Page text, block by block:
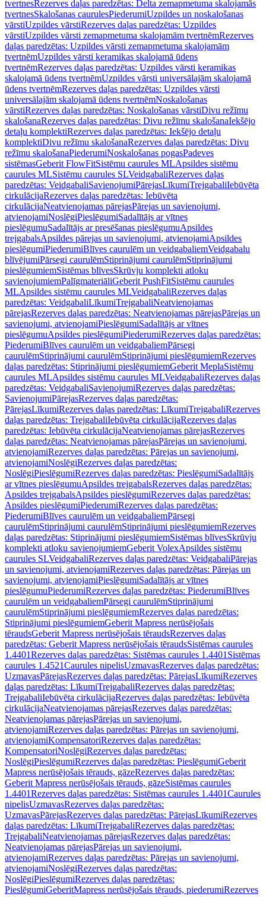
tvertnesRezerves daļas paredzētas: Delta zemapmetuma skalojamās
tvertnesSkalošanas caurulesPiederumiUzpildes un noskalošanas
vārstiUzpildes vārstiRezerves daļas paredzētas: Uzpildes
vārstiUzpildes vārsti zemapmetuma skalojamām tvertnēmRezerves
daļas paredzētas: Uzpildes vārsti zemapmetuma skalojamām
tvertnēmUzpildes vārsti keramikas skalojamā ūdens
tvertnēmRezerves daļas paredzētas: Uzpildes vārsti keramikas
skalojamā ūdens tvertnēmUzpildes vārsti universālajām skalojamā
ūdens tvertnēmRezerves daļas paredzētas: Uzpildes vārsti
universālajām skalojamā ūdens tvertnēmNoskalošanas
vārstiRezerves daļas paredzētas: Noskalošanas vārstiDivu režīmu
skalošanaRezerves daļas paredzētas: Divu režīmu skalošanaIekšējo
detaļu komplektiRezerves daļas paredzētas: Iekšējo detaļu
komplektiDivu režīmu skalošanaRezerves daļas paredzētas: Divu
režīmu skalošanaPiederumiNoskalošanas pogasPadeves
sistēmasGeberit FlowFitSistēmu caurules MLApsildes sistēmu
caurules MLSistēmu caurules SLVeidgabaliRezerves daļas
paredzētas: VeidgabaliSavienojumiPārejasLīkumiTrejgabaliIebūvēta
cirkulācijaRezerves daļas paredzētas: Iebūvēta
cirkulācijaNeatvienojamas pārejasPārejas un savienojumi,
atvienojamiNoslēgiPieslēgumiSadalītājs ar vītnes
pieslēgumuSadalītājs ar presēšanas pieslēgumuApsildes
trejgabalsApsildes pārejas un savienojumi, atvienojamiApsildes
pieslēgumiPiederumiBlīves caurulēm un veidgabaliemVeidgabalu
blīvējumiPārsegi caurulēmStiprinājumi caurulēmStiprinājumi
pieslēgumiemSistēmas blīvesSkrūvju komplekti atloku
savienojumiemPalīgmateriāliGeberit PushFitSistēmu caurules
MLApsildes sistēmu caurules MLVeidgabaliRezerves daļas
paredzētas: VeidgabaliLīkumiTrejgabaliNeatvienojamas
pārejasRezerves daļas paredzētas: Neatvienojamas pārejasPārejas un
savienojumi, atvienojamiPieslēgumiSadalītājs ar vītnes
pieslēgumuApsildes pieslēgumiPiederumiRezerves daļas paredzētas:
PiederumiBlīves caurulēm un veidgabaliemPārsegi
caurulēmStiprinājumi caurulēmStiprinājumi pieslēgumiemRezerves
daļas paredzētas: Stiprinājumi pieslēgumiemGeberit MeplaSistēmu
caurules MLApsildes sistēmu caurules MLVeidgabaliRezerves daļas
paredzētas: VeidgabaliSavienojumiRezerves daļas paredzētas:
SavienojumiPārejasRezerves daļas paredzētas:
PārejasLīkumiRezerves daļas paredzētas: LīkumiTrejgabaliRezerves
daļas paredzētas: TrejgabaliIebūvēta cirkulācijaRezerves daļas
paredzētas: Iebūvēta cirkulācijaNeatvienojamas pārejasRezerves
daļas paredzētas: Neatvienojamas pārejasPārejas un savienojumi,
atvienojamiRezerves daļas paredzētas: Pārejas un savienojumi,
atvienojamiNoslēgiRezerves daļas paredzētas:
NoslēgiPieslēgumiRezerves daļas paredzētas: PieslēgumiSadalītājs
ar vītnes pieslēgumuApsildes trejgabalsRezerves daļas paredzētas:
Apsildes trejgabalsApsildes pieslēgumiRezerves daļas paredzētas:
Apsildes pieslēgumiPiederumiRezerves daļas paredzētas:
PiederumiBlīves caurulēm un veidgabaliemPārsegi
caurulēmStiprinājumi caurulēmStiprinājumi pieslēgumiemRezerves
daļas paredzētas: Stiprinājumi pieslēgumiemSistēmas blīvesSkrūvju
komplekti atloku savienojumiemGeberit VolexApsildes sistēmu
caurules SLVeidgabaliRezerves daļas paredzētas: VeidgabaliPārejas
un savienojumi, atvienojamiRezerves daļas paredzētas: Pārejas un
savienojumi, atvienojamiPieslēgumiSadalītājs ar vītnes
pieslēgumuPiederumiRezerves daļas paredzētas: PiederumiBlīves
caurulēm un veidgabaliemPārsegi caurulēmStiprinājumi
caurulēmStiprinājumi pieslēgumiemRezerves daļas paredzētas:
Stiprinājumi pieslēgumiemGeberit Mapress nerūsējošais
tēraudsGeberit Mapress nerūsējošais tēraudsRezerves daļas
paredzētas: Geberit Mapress nerūsējošais tēraudsSistēmas caurules
1.4401Rezerves daļas paredzētas: Sistēmas caurules 1.4401 Sistēmas
caurules 1.4521Caurules nipelisUzmavasRezerves daļas paredzētas:
UzmavasPārejasRezerves daļas paredzētas: PārejasLīkumiRezerves
daļas paredzētas: LīkumiTrejgabaliRezerves daļas paredzētas:
TrejgabaliIebūvēta cirkulācijaRezerves daļas paredzētas: Iebūvēta
cirkulācijaNeatvienojamas pārejasRezerves daļas paredzētas:
Neatvienojamas pārejasPārejas un savienojumi,
atvienojamiRezerves daļas paredzētas: Pārejas un savienojumi,
atvienojamiKompensatoriRezerves daļas paredzētas:
KompensatoriNoslēgiRezerves daļas paredzētas:
NoslēgiPieslēgumiRezerves daļas paredzētas: PieslēgumiGeberit
Mapress nerūsējošais tērauds, gāzeRezerves daļas paredzētas:
Geberit Mapress nerūsējošais tērauds, gāzeSistēmas caurules
1.4401Rezerves daļas paredzētas: Sistēmas caurules 1.4401Caurules
nipelisUzmavasRezerves daļas paredzētas:
UzmavasPārejasRezerves daļas paredzētas: PārejasLīkumiRezerves
daļas paredzētas: LīkumiTrejgabaliRezerves daļas paredzētas:
TrejgabaliNeatvienojamas pārejasRezerves daļas paredzētas:
Neatvienojamas pārejasPārejas un savienojumi,
atvienojamiRezerves daļas paredzētas: Pārejas un savienojumi,
atvienojamiNoslēgiRezerves daļas paredzētas:
NoslēgiPieslēgumiRezerves daļas paredzētas:
PieslēgumiGeberitMapress nerūsējošais tērauds, piederumiRezerves